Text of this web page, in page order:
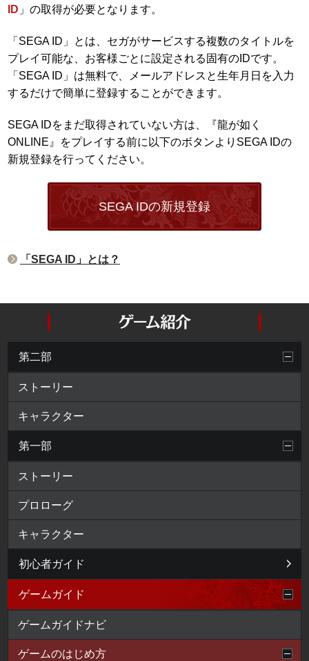
ID 」の取得が必要となります。
「SEGA ID」とは、セガがサービスする複数のタイトルを
プレイ可能な、お客様ごとに設定される固有のIDです。
「SEGA ID」は無料で、メールアドレスと生年月日を入力
するだけで簡単に登録することができます。
SEGA IDをまだ取得されていない方は、『龍が如く
ONLINE』をプレイする前に以下のボタンよりSEGA IDの
新規登録を行ってください。
SEGA IDの新規登録
「SEGA ID」とは？
第二部
ストーリー
キャラクター
第一部
ストーリー
プロローグ
キャラクター
初心者ガイド
ゲームガイド
ゲームガイドナビ
ゲームのはじめ方